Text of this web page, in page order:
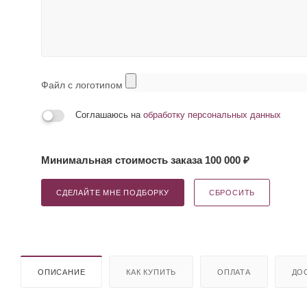
Файл с логотипом
Соглашаюсь на обработку персональных данных
Минимальная стоимость заказа 100 000 ₽
СДЕЛАЙТЕ МНЕ ПОДБОРКУ СБРОСИТЬ
ОПИСАНИЕ КАК КУПИТЬ ОПЛАТА